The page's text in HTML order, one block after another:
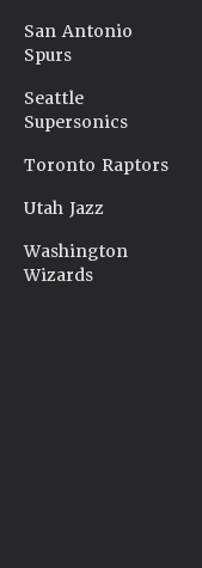
San Antonio
Spurs
Seattle
Supersonics
Toronto Raptors
Utah Jazz
Washington
Wizards